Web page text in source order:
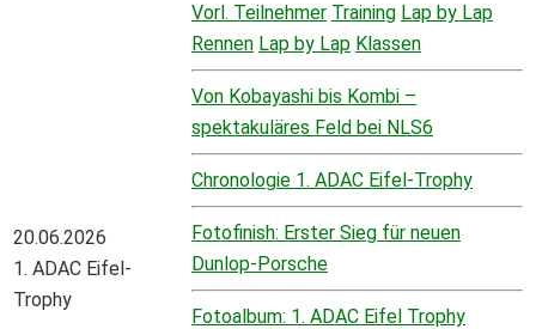
20.06.2026
1. ADAC Eifel-
Trophy
Vorl. Teilnehmer Training Lap by Lap
Rennen Lap by Lap Klassen
Von Kobayashi bis Kombi –
spektakuläres Feld bei NLS6
Chronologie 1. ADAC Eifel-Trophy
Fotofinish: Erster Sieg für neuen
Dunlop-Porsche
Fotoalbum: 1. ADAC Eifel Trophy